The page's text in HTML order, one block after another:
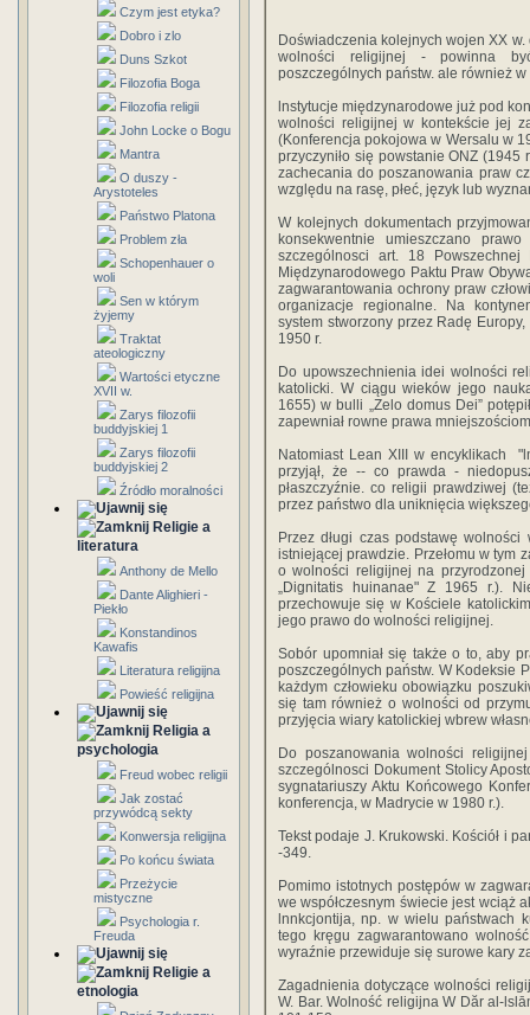
Czym jest etyka?
Dobro i zlo
Duns Szkot
Filozofia Boga
Filozofia religii
John Locke o Bogu
Mantra
O duszy -
Arystoteles
Państwo Platona
Problem zła
Schopenhauer o
woli
Sen w którym
żyjemy
Traktat
ateologiczny
Wartości etyczne
XVII w.
Zarys filozofii
buddyjskiej 1
Zarys filozofii
buddyjskiej 2
Źródło moralności
Religie a
literatura
Anthony de Mello
Dante Alighieri -
Piekło
Konstandinos
Kawafis
Literatura religijna
Powieść religijna
Religia a
psychologia
Freud wobec religii
Jak zostać
przywódcą sekty
Konwersja religijna
Po końcu świata
Przeżycie
mistyczne
Psychologia r.
Freuda
Religie a
etnologia
Doświadczenia kolejnych wojen XX w.
wolności religijnej - powinna
poszczególnych państw. ale również
lnstytucje międzynarodowe już pod
wolności religijnej w kontekście jej
(Konferencja pokojowa w Wersalu w
przyczyniło się powstanie ONZ
zachecania do poszanowania praw
względu na rasę, płeć, język lub
W kolejnych dokumentach
konsekwentnie umieszczano
szczególnosci art. 18
Międzynarodowego Paktu Praw
zagwarantowania ochrony praw
organizacje regionalne. Na
system stworzony przez Radę
1950 r.
Do upowszechnienia idei wolności
katolicki. W ciągu wieków jego
1655) w bulli „Zelo domus Dei”
zapewniał rowne prawa
Natomiast Lean XIII w encyklikach
przyjął, że -- co prawda -
płaszczyźnie. co religii prawdziwej
przez państwo dla uniknięcia
Przez długi czas podstawę
istniejącej prawdzie. Przełomu w tym
o wolności religijnej na
„Dignitatis huinanae" Z 1965 r.).
przechowuje się w Kościele
jego prawo do wolności religijnej.
Sobór upomniał się także o to, aby
poszczególnych państw. W Kodeksie
każdym człowieku obowiązku
się tam również o wolności od
przyjęcia wiary katolickiej wbrew
Do poszanowania wolności
szczególnosci Dokument Stolicy
sygnatariuszy Aktu Końcowego
konferencja, w Madrycie w 1980 r.).
Tekst podaje J. Krukowski. Kościół i
-349.
Pomimo istotnych postępów w
we współczesnym świecie jest wciąż
lnnkcjontija, np. w wielu państwach
tego kręgu zagwarantowano
wyraźnie przewiduje się surowe kary
Zagadnienia dotyczące wolności
W. Bar. Wolność religijna W Dăr al-